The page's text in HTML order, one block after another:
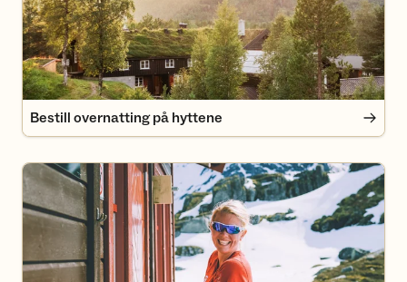
Bestill overnatting på hyttene
Bli medlem